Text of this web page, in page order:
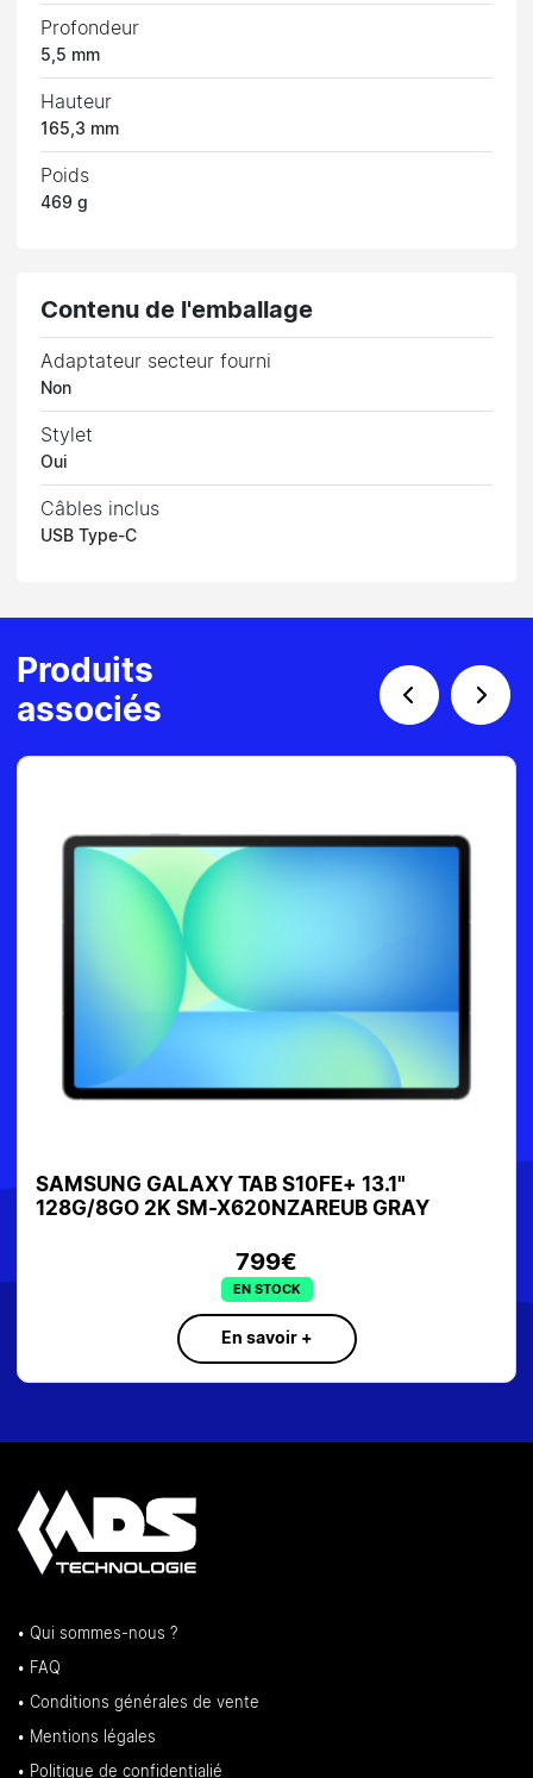
Profondeur
5,5 mm
Hauteur
165,3 mm
Poids
469 g
Contenu de l'emballage
Adaptateur secteur fourni
Non
Stylet
Oui
Câbles inclus
USB Type-C
Produits
associés
SAMSUNG GALAXY TAB S10FE+ 13.1"
128G/8GO 2K SM-X620NZAREUB GRAY
799€
EN STOCK
En savoir +
• Qui sommes-nous ?
• FAQ
• Conditions générales de vente
• Mentions légales
• Politique de confidentialié